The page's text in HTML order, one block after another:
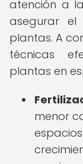
atención a
asegurar el
plantas. A
técnicas
plantas en
menor